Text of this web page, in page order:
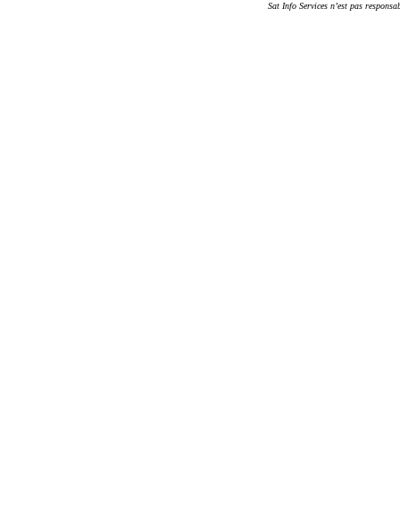
Sat Info Services n’est pas